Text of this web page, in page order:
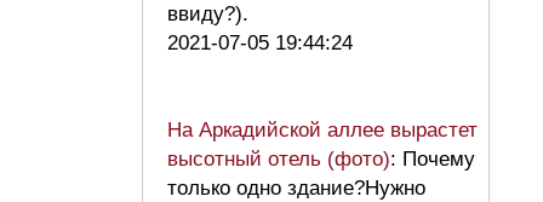
ввиду?).
2021-07-05 19:44:24
На Аркадийской аллее вырастет
высотный отель (фото): Почему
только одно здание?Нужно